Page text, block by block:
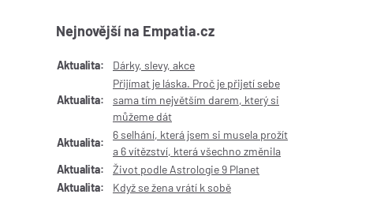
Nejnovější na Empatia.cz
Aktualita: Dárky, slevy, akce
Aktualita:
Přijímat je láska. Proč je přijetí sebe
sama tím největším darem, který si
můžeme dát
Aktualita:
6 selhání, která jsem si musela prožít
a 6 vítězství, která všechno změnila
Aktualita:
Život podle Astrologie 9 Planet
Aktualita:
Když se žena vrátí k sobě